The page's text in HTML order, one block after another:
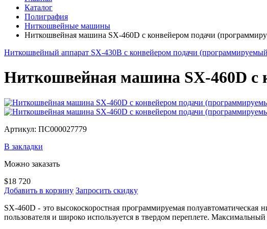
Каталог
Полиграфия
Ниткошвейные машины
Ниткошвейная машина SX-460D с конвейером подачи
Ниткошвейный аппарат SX-430B с конвейером подачи
Ниткошвейная машина SX-460D с
Артикул: ПС000027779
В закладки
Можно заказать
$18 720
Добавить в корзину Запросить скидку
SX-460D - это высокоскоростная программируемая
пользователя и широко используется в твердом переплете.